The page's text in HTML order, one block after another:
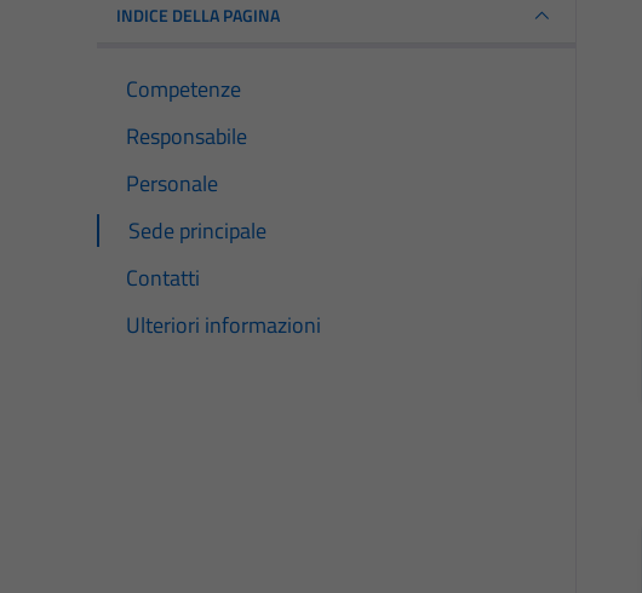
INDICE DELLA PAGINA
Competenze
Responsabile
Personale
Sede principale
Contatti
Ulteriori informazioni